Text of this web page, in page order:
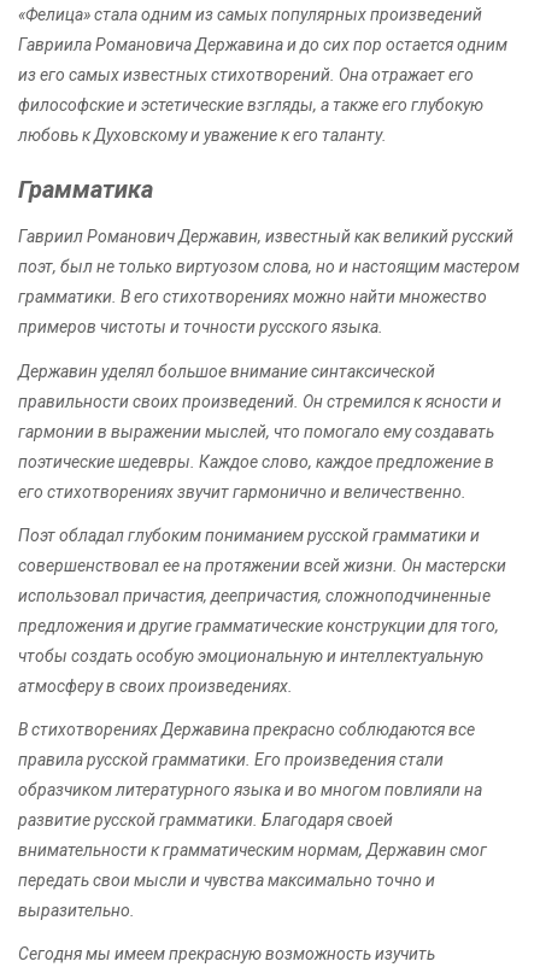
«Фелица» стала одним из самых популярных произведений
Гавриила Романовича Державина и до сих пор остается одним
из его самых известных стихотворений. Она отражает его
философские и эстетические взгляды, а также его глубокую
любовь к Духовскому и уважение к его таланту.
Грамматика
Гавриил Романович Державин, известный как великий русский
поэт, был не только виртуозом слова, но и настоящим мастером
грамматики. В его стихотворениях можно найти множество
примеров чистоты и точности русского языка.
Державин уделял большое внимание синтаксической
правильности своих произведений. Он стремился к ясности и
гармонии в выражении мыслей, что помогало ему создавать
поэтические шедевры. Каждое слово, каждое предложение в
его стихотворениях звучит гармонично и величественно.
Поэт обладал глубоким пониманием русской грамматики и
совершенствовал ее на протяжении всей жизни. Он мастерски
использовал причастия, деепричастия, сложноподчиненные
предложения и другие грамматические конструкции для того,
чтобы создать особую эмоциональную и интеллектуальную
атмосферу в своих произведениях.
В стихотворениях Державина прекрасно соблюдаются все
правила русской грамматики. Его произведения стали
образчиком литературного языка и во многом повлияли на
развитие русской грамматики. Благодаря своей
внимательности к грамматическим нормам, Державин смог
передать свои мысли и чувства максимально точно и
выразительно.
Сегодня мы имеем прекрасную возможность изучить